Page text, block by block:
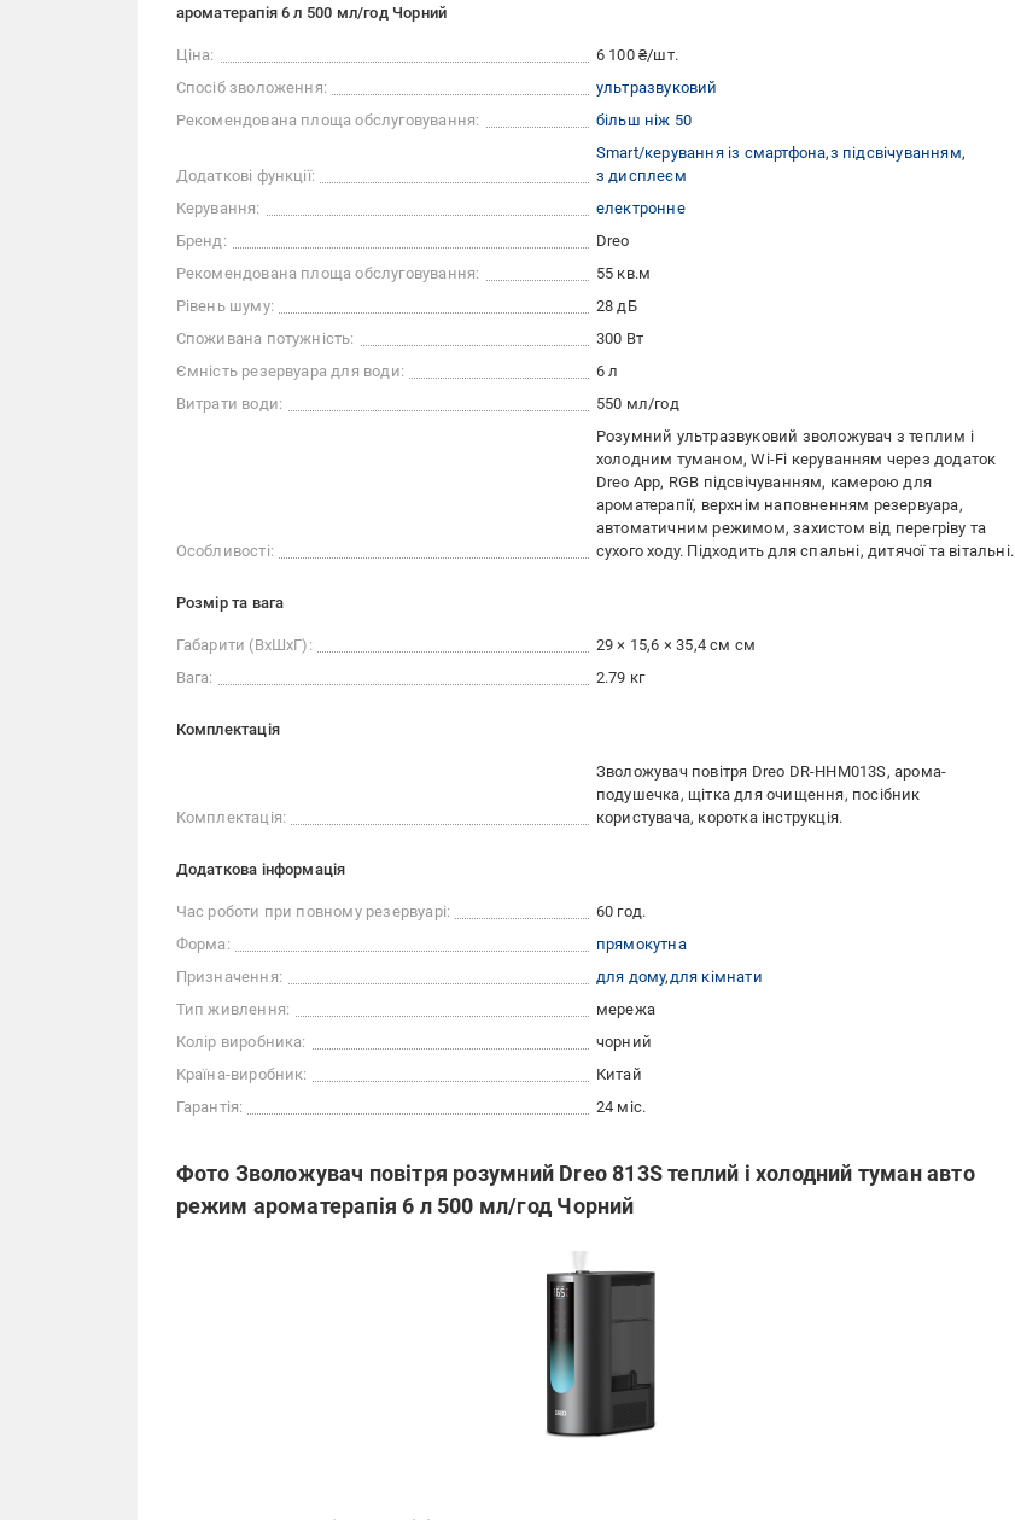
ароматерапія 6 л 500 мл/год Чорний
Ціна:
6 100 ₴/шт.
Спосіб зволоження:
ультразвуковий
Рекомендована площа обслуговування:
більш ніж 50
Додаткові функції:
Smart/керування із смартфона з підсвічуванням
з дисплеєм
Керування:
електронне
Бренд:
Dreo
Рекомендована площа обслуговування:
55 кв.м
Рівень шуму:
28 дБ
Споживана потужність:
300 Вт
Ємність резервуара для води:
6 л
Витрати води:
550 мл/год
Особливості:
Розумний ультразвуковий зволожувач з теплим і
холодним туманом, Wi-Fi керуванням через додаток
Dreo App, RGB підсвічуванням, камерою для
ароматерапії, верхнім наповненням резервуара,
автоматичним режимом, захистом від перегріву та
сухого ходу. Підходить для спальні, дитячої та вітальні.
Розмір та вага
Габарити (ВхШхГ):
29 × 15,6 × 35,4 см см
Вага:
2.79 кг
Комплектація
Комплектація:
Зволожувач повітря Dreo DR-HHM013S, арома-
подушечка, щітка для очищення, посібник
користувача, коротка інструкція.
Додаткова інформація
Час роботи при повному резервуарі:
60 год.
Форма:
прямокутна
Призначення:
для дому для кімнати
Тип живлення:
мережа
Колір виробника:
чорний
Країна-виробник:
Китай
Гарантія:
24 міс.
Фото Зволожувач повітря розумний Dreo 813S теплий і холодний туман авто
режим ароматерапія 6 л 500 мл/год Чорний